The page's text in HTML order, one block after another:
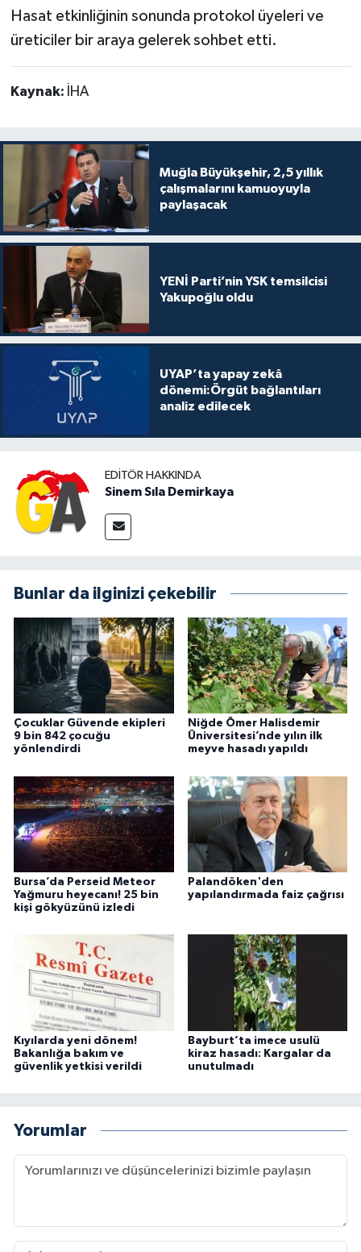
Hasat etkinliğinin sonunda protokol üyeleri ve
üreticiler bir araya gelerek sohbet etti.
Kaynak: İHA
Muğla Büyükşehir, 2,5 yıllık
çalışmalarını kamuoyuyla
paylaşacak
YENİ Parti’nin YSK temsilcisi
Yakupoğlu oldu
UYAP’ta yapay zekâ
dönemi:Örgüt bağlantıları
analiz edilecek
EDITÖR HAKKINDA
Sinem Sıla Demirkaya
Bunlar da ilginizi çekebilir
Çocuklar Güvende ekipleri
9 bin 842 çocuğu
yönlendirdi
Niğde Ömer Halisdemir
Üniversitesi’nde yılın ilk
meyve hasadı yapıldı
Bursa’da Perseid Meteor
Yağmuru heyecanı! 25 bin
kişi gökyüzünü izledi
Palandöken'den
yapılandırmada faiz çağrısı
Kıyılarda yeni dönem!
Bakanlığa bakım ve
güvenlik yetkisi verildi
Bayburt’ta imece usulü
kiraz hasadı: Kargalar da
unutulmadı
Yorumlar